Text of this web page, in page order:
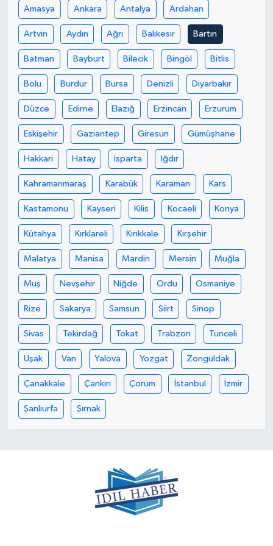
Amasya Ankara Antalya Ardahan
Artvin Aydın Ağrı Balıkesir Bartın
Batman Bayburt Bilecik Bingöl Bitlis
Bolu Burdur Bursa Denizli Diyarbakır
Düzce Edirne Elazığ Erzincan Erzurum
Eskişehir Gaziantep Giresun Gümüşhane
Hakkari Hatay Isparta Iğdır
Kahramanmaraş Karabük Karaman Kars
Kastamonu Kayseri Kilis Kocaeli Konya
Kütahya Kırklareli Kırıkkale Kırşehir
Malatya Manisa Mardin Mersin Muğla
Muş Nevşehir Niğde Ordu Osmaniye
Rize Sakarya Samsun Siirt Sinop
Sivas Tekirdağ Tokat Trabzon Tunceli
Uşak Van Yalova Yozgat Zonguldak
Çanakkale Çankırı Çorum İstanbul İzmir
Şanlıurfa Şırnak